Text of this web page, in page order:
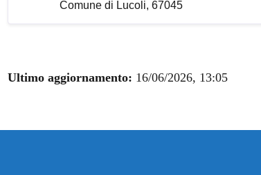
Comune di Lucoli, 67045
Ultimo aggiornamento: 16/06/2026, 13:05